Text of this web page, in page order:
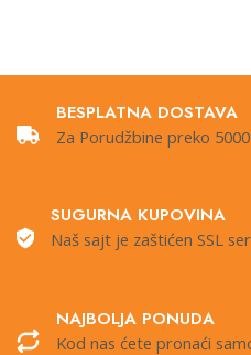
BESPLATNA DOSTAVA
Za Porudžbine preko
SUGURNA KUPOVINA
Naš sajt je zaštićen SSL
NAJBOLJA PONUDA
Kod nas ćete pronaći